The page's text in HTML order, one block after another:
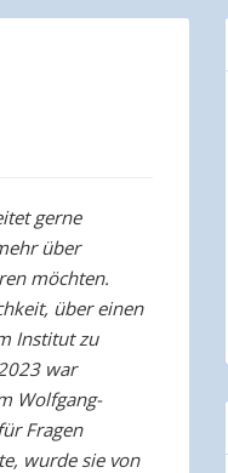
gerne
über
möchten.
über einen
Institut zu
war
Wolfgang-
Fragen
wurde sie von